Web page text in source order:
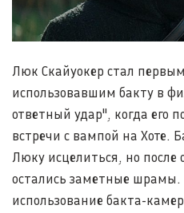
Люк Скайуокер стал
использовавшим бакту в
ответный удар", когда его
встречи с вампой на Хоте.
Люку исцелиться, но после
остались заметные шрамы.
использование бакта-